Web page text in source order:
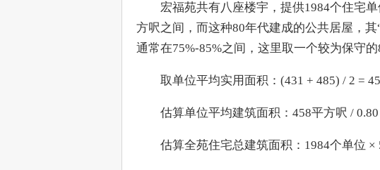
宏福苑共有八座楼宇，提供1984个住宅单
方呎之间，而这种80年代建成的公共居屋，
通常在75%-85%之间，这里取一个较为保守的
取单位平均实用面积：(431 + 485) / 2 =
估算单位平均建筑面积：458平方呎 / 0.80
估算全苑住宅总建筑面积：1984个单位 ×